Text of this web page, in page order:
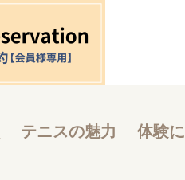
テニスの魅力 体験